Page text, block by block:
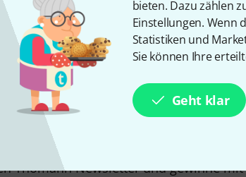
bieten. Dazu zählen
Einstellungen. Wenn
Statistiken und
Sie können Ihre
Geht klar
Newsletter
Thomann Newsletter und gewinne mit